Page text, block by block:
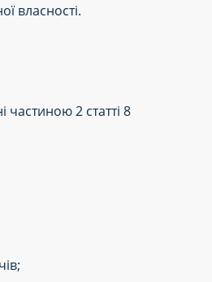
власності.
частиною 2 статті 8